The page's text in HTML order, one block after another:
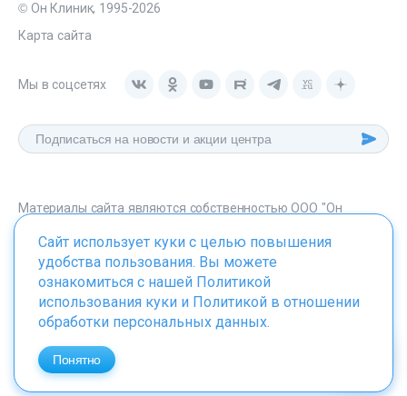
© Он Клиник, 1995-2026
Карта сайта
Мы в соцсетях
Материалы сайта являются собственностью ООО "Он
onclinic.ru запрещено в соответствии со статьей 1259 ГК. РФ.
ИМЕЮТСЯ ПРОТИВОПОКАЗАНИЯ. НЕОБХОДИМО
ПРОКОНСУЛЬТИРОВАТЬСЯ СО СПЕЦИАЛИСТОМ
Сайт использует куки с целью повышения
удобства пользования. Вы можете
ознакомиться с нашей Политикой
использования куки и Политикой в отношении
обработки персональных данных.
Понятно